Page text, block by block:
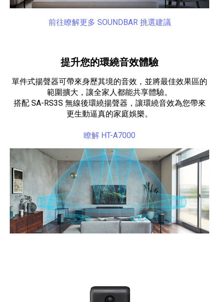
前往瞭解更多 SOUNDBAR 挑選建議
提升您的環繞音效體驗
單件式揚聲器可帶來身歷其境的音效，並將最佳效果區的
範圍擴大，讓全家人都能共享體驗。
搭配 SA-RS3S 無線後環繞揚聲器，讓環繞音效為您帶來
更生動逼真的家庭娛樂。
瞭解 HT-A7000